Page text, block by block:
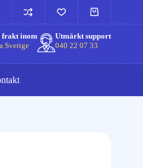
inom
Sverige
Utmärkt support
040 22 07 33